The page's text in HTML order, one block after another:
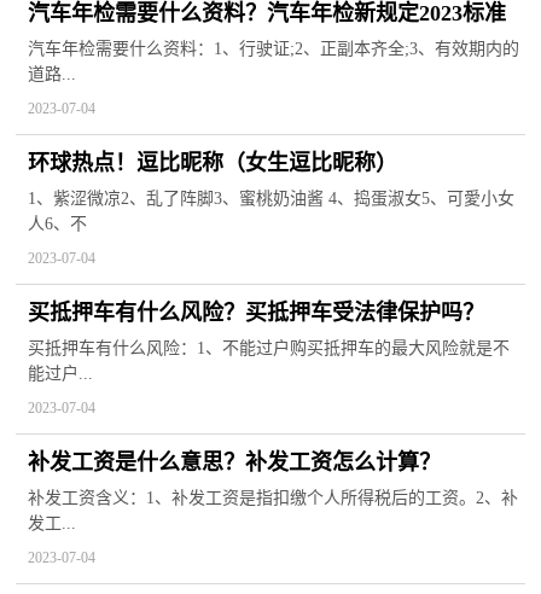
汽车年检需要什么资料？汽车年检新规定2023标准
汽车年检需要什么资料：1、行驶证;2、正副本齐全;3、有效期内的
道路...
2023-07-04
环球热点！逗比昵称（女生逗比昵称）
1、紫涩微凉2、乱了阵脚3、蜜桃奶油酱 4、捣蛋淑女5、可愛小女
人6、不
2023-07-04
买抵押车有什么风险？买抵押车受法律保护吗？
买抵押车有什么风险：1、不能过户购买抵押车的最大风险就是不
能过户...
2023-07-04
补发工资是什么意思？补发工资怎么计算？
补发工资含义：1、补发工资是指扣缴个人所得税后的工资。2、补
发工...
2023-07-04